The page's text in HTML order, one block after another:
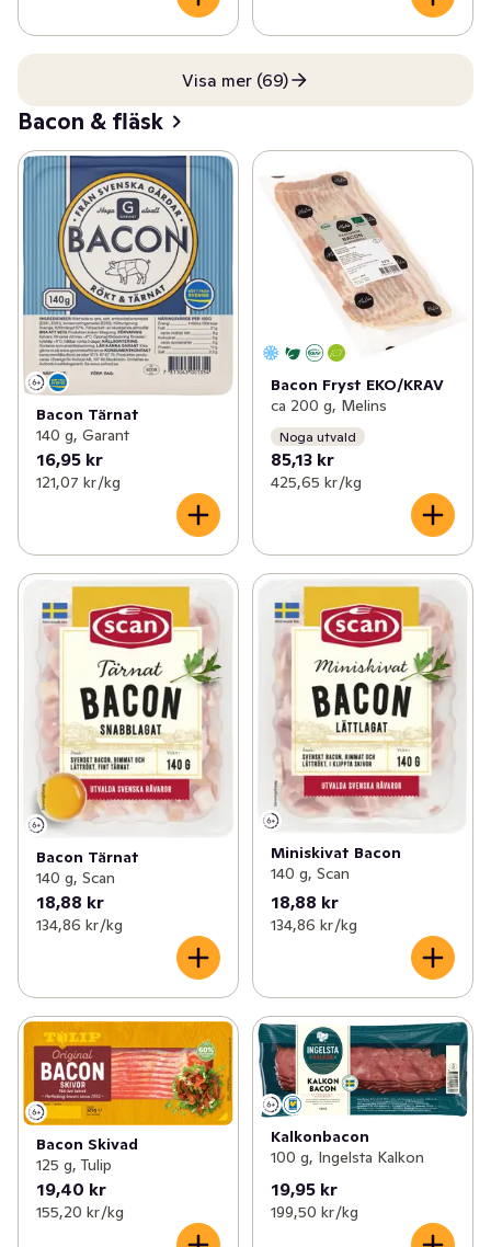
Visa mer (69)
Bacon & fläsk
Bacon Tärnat
140 g, Garant
16,95 kr
121,07 kr /kg
Bacon Fryst EKO/KRAV
ca 200 g, Melins
Noga utvald
85,13 kr
425,65 kr /kg
Bacon Tärnat
140 g, Scan
18,88 kr
134,86 kr /kg
Miniskivat Bacon
140 g, Scan
18,88 kr
134,86 kr /kg
Bacon Skivad
125 g, Tulip
19,40 kr
155,20 kr /kg
Kalkonbacon
100 g, Ingelsta Kalkon
19,95 kr
199,50 kr /kg